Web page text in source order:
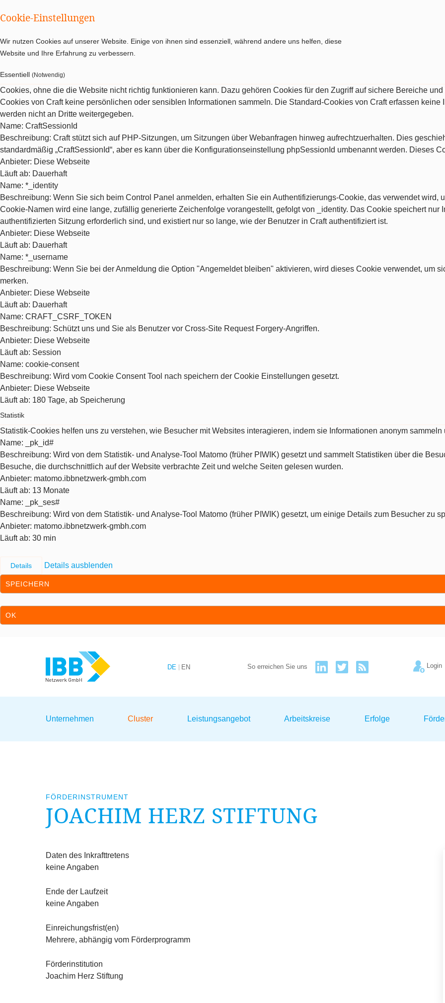
Cookie-Einstellungen
Wir nutzen Cookies auf unserer Website. Einige von ihnen sind essenziell, während andere uns helfen, diese
Website und Ihre Erfahrung zu verbessern.
Essentiell (Notwendig)
Cookies, ohne die die Website nicht richtig funktionieren kann. Dazu gehören Cookies für den Zugriff auf sichere Bereiche
Cookies von Craft keine persönlichen oder sensiblen Informationen sammeln. Die Standard-Cookies von Craft erfassen
werden nicht an Dritte weitergegeben.
Name: CraftSessionId
Beschreibung: Craft stützt sich auf PHP-Sitzungen, um Sitzungen über Webanfragen hinweg aufrechtzuerhalten. Dies
standardmäßig „CraftSessionId“, aber es kann über die Konfigurationseinstellung phpSessionId umbenannt werden. Dieses
Anbieter: Diese Webseite
Läuft ab: Dauerhaft
Name: *_identity
Beschreibung: Wenn Sie sich beim Control Panel anmelden, erhalten Sie ein Authentifizierungs-Cookie, das verwendet wird,
Cookie-Namen wird eine lange, zufällig generierte Zeichenfolge vorangestellt, gefolgt von _identity. Das Cookie speichert nur
authentifizierten Sitzung erforderlich sind, und existiert nur so lange, wie der Benutzer in Craft authentifiziert ist.
Anbieter: Diese Webseite
Läuft ab: Dauerhaft
Name: *_username
Beschreibung: Wenn Sie bei der Anmeldung die Option "Angemeldet bleiben" aktivieren, wird dieses Cookie verwendet, um
merken.
Anbieter: Diese Webseite
Läuft ab: Dauerhaft
Name: CRAFT_CSRF_TOKEN
Beschreibung: Schützt uns und Sie als Benutzer vor Cross-Site Request Forgery-Angriffen.
Anbieter: Diese Webseite
Läuft ab: Session
Name: cookie-consent
Beschreibung: Wird vom Cookie Consent Tool nach speichern der Cookie Einstellungen gesetzt.
Anbieter: Diese Webseite
Läuft ab: 180 Tage, ab Speicherung
Statistik
Statistik-Cookies helfen uns zu verstehen, wie Besucher mit Websites interagieren, indem sie Informationen anonym sammeln
Name: _pk_id#
Beschreibung: Wird von dem Statistik- und Analyse-Tool Matomo (früher PIWIK) gesetzt und sammelt Statistiken über die
Besuche, die durchschnittlich auf der Website verbrachte Zeit und welche Seiten gelesen wurden.
Anbieter: matomo.ibbnetzwerk-gmbh.com
Läuft ab: 13 Monate
Name: _pk_ses#
Beschreibung: Wird von dem Statistik- und Analyse-Tool Matomo (früher PIWIK) gesetzt, um einige Details zum Besucher zu
Anbieter: matomo.ibbnetzwerk-gmbh.com
Läuft ab: 30 min
Details Details ausblenden
SPEICHERN
OK
DE EN So erreichen Sie uns Login
Unternehmen Cluster Leistungsangebot Arbeitskreise Erfolge
FÖRDERINSTRUMENT
JOACHIM HERZ STIFTUNG
Fristen
Daten des Inkrafttretens
keine Angaben
Ende der Laufzeit
keine Angaben
Einreichungsfrist(en)
Mehrere, abhängig vom Förderprogramm
Förderinstitution
Joachim Herz Stiftung